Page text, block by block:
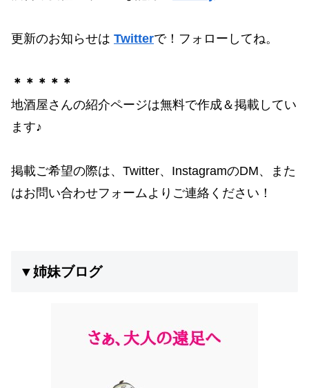
更新のお知らせは Twitterで！フォローしてね。
＊＊＊＊＊
地酒屋さんの紹介ページは無料で作成＆掲載してい
ます♪
掲載ご希望の際は、Twitter、InstagramのDM、また
はお問い合わせフォームよりご連絡ください！
▼姉妹ブログ